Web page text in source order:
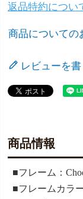
返品特約につい
商品についての
レビューを書
商品情報
■フレーム：
■フレームカラ